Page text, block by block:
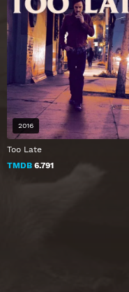
Too Late
TMDB 6.791
2016